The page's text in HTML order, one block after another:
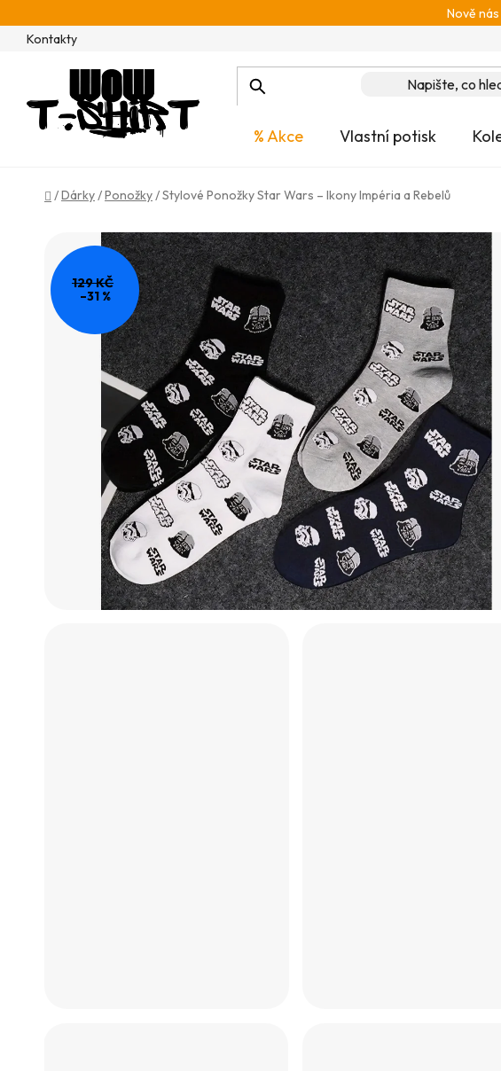
na
obsah
Nově
Kontakty
% Akce Vlastní potisk
Domů
/Dárky/Ponožky/Stylové Ponožky Star Wars – Ikony Impéria a Rebelů
129 KČ
–31 %